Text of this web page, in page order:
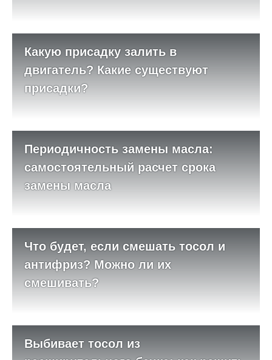
Какую присадку залить в
двигатель? Какие существуют
присадки?
Периодичность замены масла:
самостоятельный расчет срока
замены масла
Что будет, если смешать тосол и
антифриз? Можно ли их
смешивать?
Выбивает тосол из